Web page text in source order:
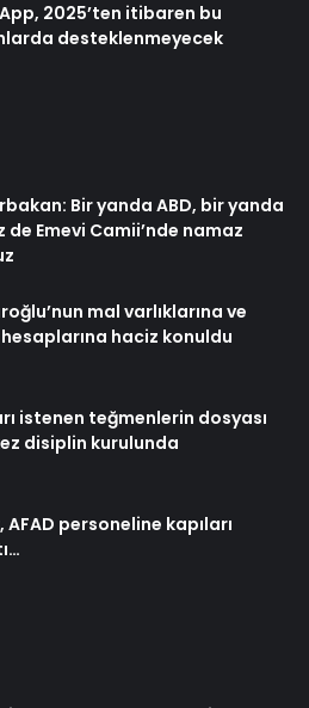
2025’ten itibaren bu
desteklenmeyecek
Bir yanda ABD, bir yanda
de Emevi Camii’nde namaz
mal varlıklarına ve
haciz konuldu
istenen teğmenlerin dosyası
disiplin kurulunda
personeline kapıları